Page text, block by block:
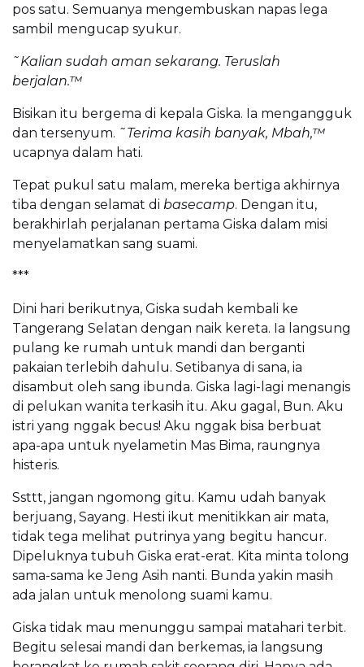
pos satu. Semuanya mengembuskan napas lega
sambil mengucap syukur.
˜Kalian sudah aman sekarang. Teruslah
berjalan.™
Bisikan itu bergema di kepala Giska. Ia mengangguk
dan tersenyum. ˜Terima kasih banyak, Mbah,™
ucapnya dalam hati.
Tepat pukul satu malam, mereka bertiga akhirnya
tiba dengan selamat di basecamp. Dengan itu,
berakhirlah perjalanan pertama Giska dalam misi
menyelamatkan sang suami.
***
Dini hari berikutnya, Giska sudah kembali ke
Tangerang Selatan dengan naik kereta. Ia langsung
pulang ke rumah untuk mandi dan berganti
pakaian terlebih dahulu. Setibanya di sana, ia
disambut oleh sang ibunda. Giska lagi-lagi menangis
di pelukan wanita terkasih itu. Aku gagal, Bun. Aku
istri yang nggak becus! Aku nggak bisa berbuat
apa-apa untuk nyelametin Mas Bima, raungnya
histeris.
Ssttt, jangan ngomong gitu. Kamu udah banyak
berjuang, Sayang. Hesti ikut menitikkan air mata,
tidak tega melihat putrinya yang begitu hancur.
Dipeluknya tubuh Giska erat-erat. Kita minta tolong
sama-sama ke Jeng Asih nanti. Bunda yakin masih
ada jalan untuk menolong suami kamu.
Giska tidak mau menunggu sampai matahari terbit.
Begitu selesai mandi dan berkemas, ia langsung